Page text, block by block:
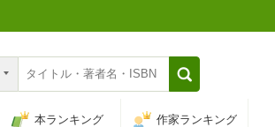
本ランキング 作家ランキング